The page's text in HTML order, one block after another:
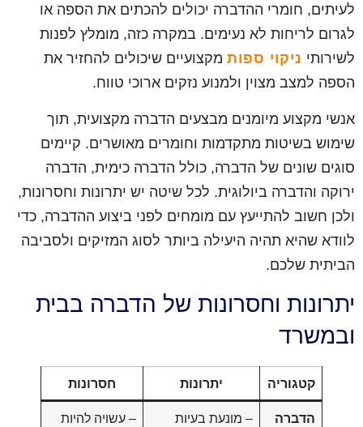
לעיתים, חומרי ההדברה יכולים להכתים את הספה או
לגרום לריחות לא נעימים. במקרה כזה, מומלץ לפנות
לשירותי ניקוי ספות מקצועיים שיכולים להחזיר את
הספה למצב מצוין ולמנוע נזקים ארוכי טווח.
אנשי מקצוע מיומנים מבצעים הדברה מקצועית, תוך
שימוש בשיטות מתקדמות וחומרים מאושרים. קיימים
סוגים שונים של הדברה, כולל הדברה כימית, הדברה
ירוקה והדברה ביולוגית. לכל שיטה יש יתרונות וחסרונות,
ולכן חשוב להתייעץ עם מומחים לפני ביצוע ההדברה, כדי
לוודא שהיא תהיה היעילה ביותר לסוג המזיקים ולסביבה
הביתית שלכם.
יתרונות וחסרונות של הדברה בבית
ובמשרד
קטגוריה יתרונות חסרונות
הדברה
– מונעת בעיות
– עשויה להיות